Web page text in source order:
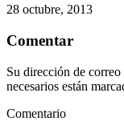
28 octubre, 2013
Comentar
Su dirección de
necesarios están
Comentario